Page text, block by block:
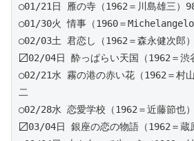
○01/21日 雁の寺（1962＝川島雄三）
○02/03土 君恋し（1962＝森永健次郎
〼02/04日 酔っぱらい天国（1962＝
○02/21水 霧の港の赤い花（1962＝村
二
○02/28水 恋愛学校（1962＝近藤節也
〼03/04日 銀座の恋の物語（1962＝蔵